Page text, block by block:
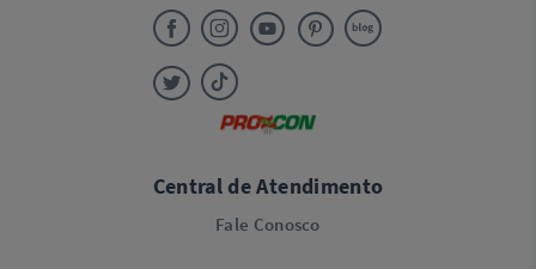
Central de Atendimento
Fale Conosco